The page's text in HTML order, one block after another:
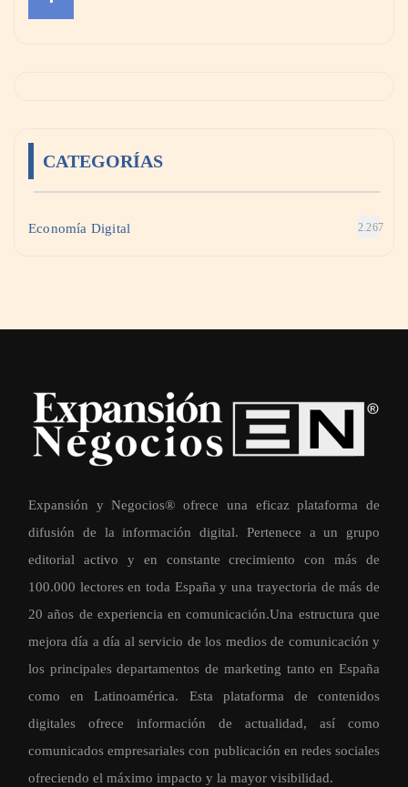
CATEGORÍAS
Economía Digital 2.267
Expansión y Negocios® ofrece una eficaz plataforma de
difusión de la información digital. Pertenece a un grupo
editorial activo y en constante crecimiento con más de
100.000 lectores en toda España y una trayectoria de más de
20 años de experiencia en comunicación.Una estructura que
mejora día a día al servicio de los medios de comunicación y
los principales departamentos de marketing tanto en España
como en Latinoamérica. Esta plataforma de contenidos
digitales ofrece información de actualidad, así como
comunicados empresariales con publicación en redes sociales
ofreciendo el máximo impacto y la mayor visibilidad.